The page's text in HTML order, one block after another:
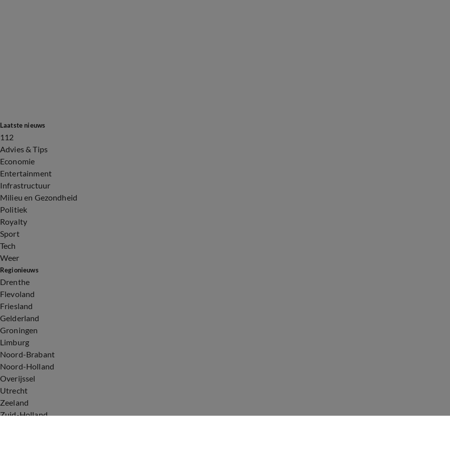
Laatste nieuws
112
Advies & Tips
Economie
Entertainment
Infrastructuur
Milieu en Gezondheid
Politiek
Royalty
Sport
Tech
Weer
Regionieuws
Drenthe
Flevoland
Friesland
Gelderland
Groningen
Limburg
Noord-Brabant
Noord-Holland
Overijssel
Utrecht
Zeeland
Zuid-Holland